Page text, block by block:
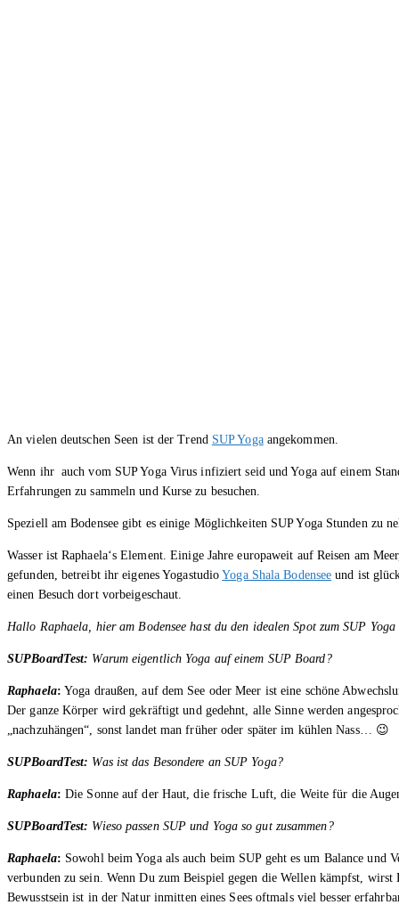
An vielen deutschen Seen ist der Trend SUP Yogaangekommen.
Wenn ihr auch vom SUP Yoga Virus infiziert seid und Yoga auf einem
Erfahrungen zu sammeln und Kurse zu besuchen.
Speziell am Bodensee gibt es einige Möglichkeiten SUP Yoga Stunden zu
Wasser ist Raphaela‘s Element. Einige Jahre europaweit auf Reisen am
gefunden, betreibt ihr eigenes YogastudioYoga Shala Bodensee und ist
einen Besuch dort vorbeigeschaut.
Hallo Raphaela, hier am Bodensee hast du den idealen Spot zum SUP
SUPBoardTest: Warum eigentlich Yoga auf einem SUP Board?
Raphaela: Yoga draußen, auf dem See oder Meer ist eine schöne
Der ganze Körper wird gekräftigt und gedehnt, alle Sinne werden
„nachzuhängen“, sonst landet man früher oder später im kühlen Nass… 😉
SUPBoardTest: Was ist das Besondere an SUP Yoga?
Raphaela: Die Sonne auf der Haut, die frische Luft, die Weite für die
SUPBoardTest: Wieso passen SUP und Yoga so gut zusammen?
Raphaela: Sowohl beim Yoga als auch beim SUP geht es um Balance
verbunden zu sein. Wenn Du zum Beispiel gegen die Wellen kämpfst,
Bewusstsein ist in der Natur inmitten eines Sees oftmals viel besser